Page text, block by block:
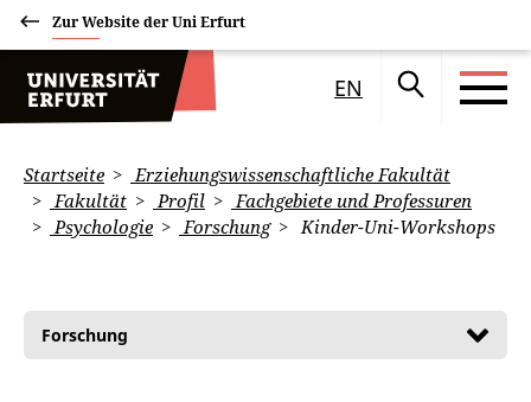
Zur Website der Uni Erfurt
EN
Startseite
Erziehungswissenschaftliche Fakultät
Fakultät
Profil
Fachgebiete und Professuren
Psychologie
Forschung Kinder-Uni-Workshops
Forschung